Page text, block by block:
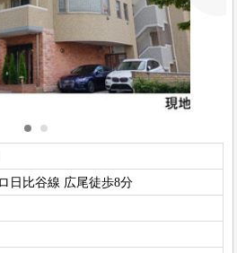
日比谷線 広尾徒歩8分